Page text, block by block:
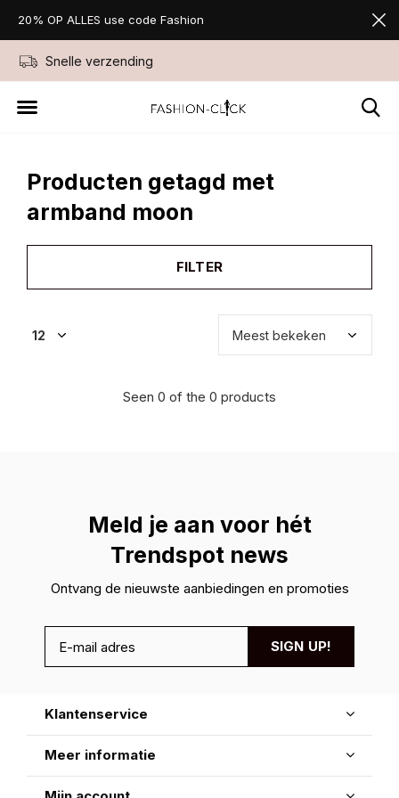
Snelle verzending
20% OP ALLES use code Fashion
Producten getagd met
armband moon
FILTER
Seen 0 of the 0 products
Meld je aan voor hét
Trendspot news
Ontvang de nieuwste aanbiedingen en promoties
SIGN UP!
Klantenservice
Meer informatie